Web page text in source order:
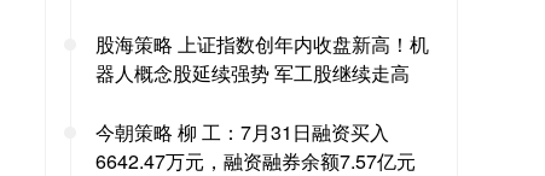
股海策略 上证指数创年内收盘新高！机
器人概念股延续强势 军工股继续走高
今朝策略 柳 工：7月31日融资买入
6642.47万元，融资融券余额7.57亿元